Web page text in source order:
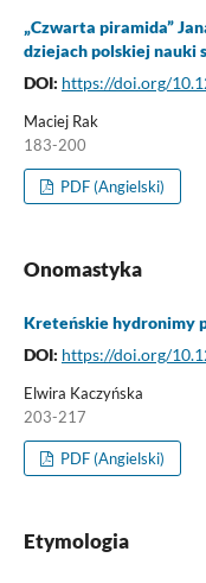
„Czwarta piramida”
dziejach polskiej nauki
DOI: https://doi.org/
Maciej Rak
183-200
PDF (Angielski)
Onomastyka
Kreteńskie hydronimy
DOI: https://doi.org/
Elwira Kaczyńska
203-217
PDF (Angielski)
Etymologia